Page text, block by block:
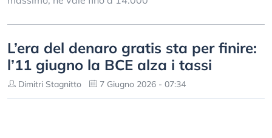
L’era del denaro gratis sta per finire:
l’11 giugno la BCE alza i tassi
Dimitri Stagnitto 7 Giugno 2026 - 07:34